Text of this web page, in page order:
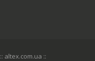
:: altex.com.ua ::